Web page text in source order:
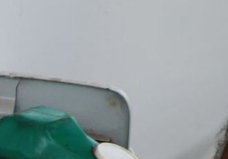
política en Medio Oriente
combustibles
a la producción propia
bajan de precio, los de gasolina aumentan